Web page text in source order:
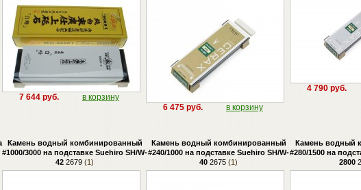
7 644 руб. в корзину
6 475 руб. в корзину
4 790 руб.
Камень водный комбинированный
#1000/3000 на подставке Suehiro SH/W-
42 2679 (1)
Камень водный комбинированный
#240/1000 на подставке Suehiro SH/W-
40 2675 (1)
Камень водный
#280/1500 на
2800